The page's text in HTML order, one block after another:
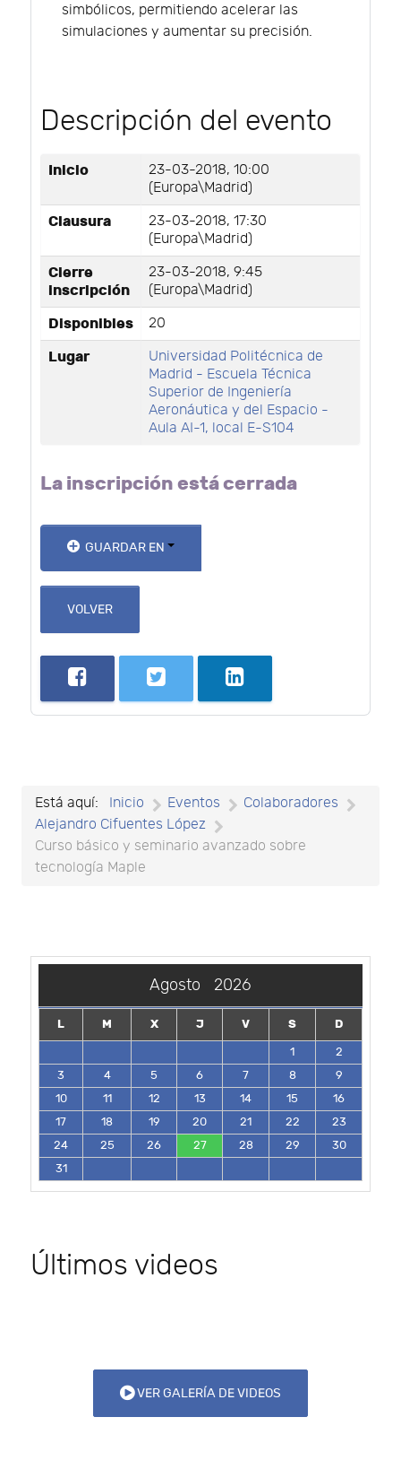
simbólicos, permitiendo acelerar las
simulaciones y aumentar su precisión.
Descripción del evento
Inicio
23-03-2018, 10:00
(Europa\Madrid)
Clausura
23-03-2018, 17:30
(Europa\Madrid)
Cierre
inscripción
23-03-2018, 9:45
(Europa\Madrid)
Disponibles 20
Lugar
Universidad Politécnica de
Madrid - Escuela Técnica
Superior de Ingeniería
Aeronáutica y del Espacio -
Aula AI-1, local E-S104
La inscripción está cerrada
GUARDAR EN
VOLVER
Está aquí: Inicio Eventos
Colaboradores
Alejandro Cifuentes López
Curso básico y seminario avanzado sobre
tecnología Maple
Agosto 2026
L M X J V S
D
1
2
3
4 5 6 7 8
9
10
11 12 13 14 15
16
17
18 19 20 21 22
23
24
25 26 27 28 29
30
31
Últimos videos
VER GALERÍA DE VIDEOS